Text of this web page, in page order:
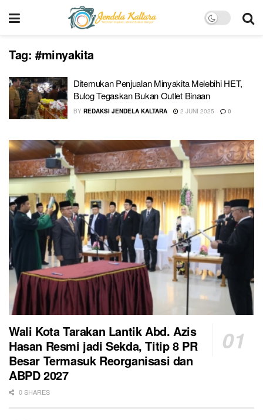
Tag: #minyakita
Ditemukan Penjualan Minyakita Melebihi HET,
Bulog Tegaskan Bukan Outlet Binaan
BY REDAKSI JENDELA KALTARA 2 JUNI 2025 0
Wali Kota Tarakan Lantik Abd. Azis
Hasan Resmi jadi Sekda, Titip 8 PR
Besar Termasuk Reorganisasi dan
ABPD 2027
0 SHARES